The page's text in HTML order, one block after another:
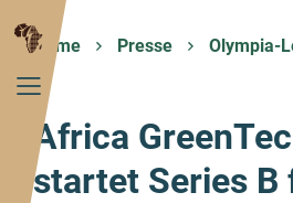
Home Presse Olympia-
Africa
startet Series B